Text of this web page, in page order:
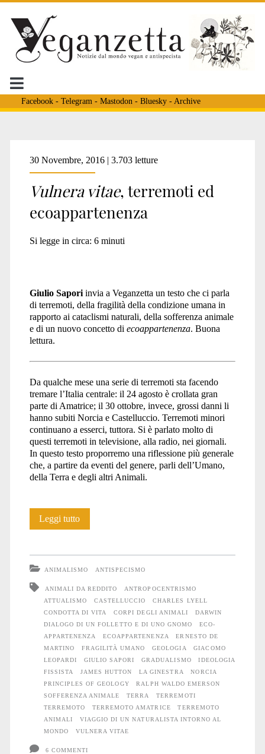
Facebook- Telegram - Mastodon - Bluesky- Archive
Tag:
<span>Viaggio
un
naturalista
intorno
30 Novembre, 2016 | 3.703 letture
Vulnera vitae, terremoti ed
ecoappartenenza
Si legge in circa: 6 minuti
Giulio Saporiinvia a Veganzetta un testo che ci parla
di terremoti, della fragilità della condizione umana in
rapporto ai cataclismi naturali, della sofferenza animale
e di un nuovo concetto di ecoappartenenza. Buona
lettura.
Da qualche mese una serie di terremoti sta facendo
tremare l’Italia centrale: il 24 agosto è crollata gran
parte di Amatrice; il 30 ottobre, invece, grossi danni li
hanno subiti Norcia e Castelluccio. Terremoti minori
continuano a esserci, tuttora. Si è parlato molto di
questi terremoti in televisione, alla radio, nei giornali.
In questo testo proporremo una riflessione più generale
che, a partire da eventi del genere, parli dell’Umano,
della Terra e degli altri Animali.
Leggi tutto<i>Vulnera
ecoappartenenza
ANIMALISMO ANTISPECISMO
ANIMALI DA REDDITO
ANTROPOCENTRISMO
ATTUALISMO
CASTELLUCCIO
CHARLES LYELL
CONDOTTA DI VITA
CORPI DEGLI ANIMALI
DARWIN
DIALOGO DI UN FOLLETTO E DI UNO GNOMO
ECO-
APPARTENENZA
ECOAPPARTENENZA
ERNESTO DE
MARTINO
FRAGILITÀ UMANO GEOLOGIA
GIACOMO
LEOPARDI
GIULIO SAPORI GRADUALISMO
IDEOLOGIA
FISSISTA
JAMES HUTTON LA GINESTRA
NORCIA
PRINCIPLES OF GEOLOGY
RALPH WALDO EMERSON
SOFFERENZA ANIMALE
TERRA
TERREMOTI
TERREMOTO
TERREMOTO AMATRICE
TERREMOTO
ANIMALI
VIAGGIO DI UN NATURALISTA INTORNO AL
MONDO
VULNERA VITAE
6 COMMENTI